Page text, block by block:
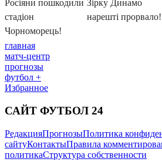
главная
матч-центр
прогнозы
футбол +
Избранное
САЙТ ФУТБОЛ 24
РедакцияПрогнозыПолитика
сайтуКонтактыПравила
политикаСтруктура собственности